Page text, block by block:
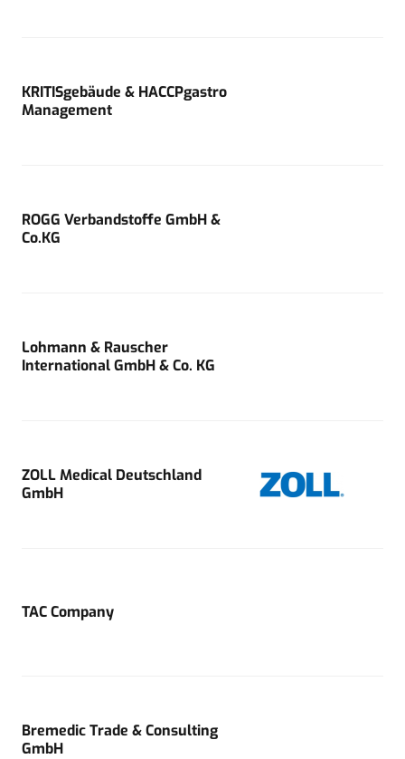
KRITISgebäude & HACCPgastro
Management
ROGG Verbandstoffe GmbH &
Co.KG
Lohmann & Rauscher
International GmbH & Co. KG
ZOLL Medical Deutschland
GmbH
TAC Company
Bremedic Trade & Consulting
GmbH